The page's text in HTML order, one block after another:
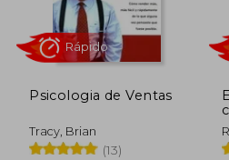
45%
Psicologia de Ventas
Tracy, Brian
(13)